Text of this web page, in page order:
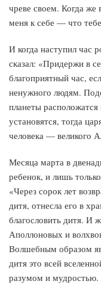
чреве своем. Когда же
меня к себе — что
И когда наступил час
сказал: «Придержи в
благоприятный час,
ненужного людям.
планеты
установятся, тогда
человека — великого
Месяца марта в
ребенок, и лишь
«Через сорок лет
дитя, отнесла его в
благословить дитя. И
Аполлоновых и
Волшебным образом
дитя это всей
разумом и мудростью.